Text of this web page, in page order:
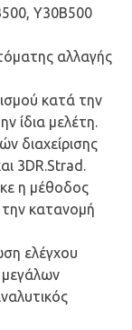
Y30B500
αλλαγής
κατά την
ίδια μελέτη.
διαχείρισης
3DR.Strad.
η μέθοδος
κατανομή
ελέγχου
μεγάλων